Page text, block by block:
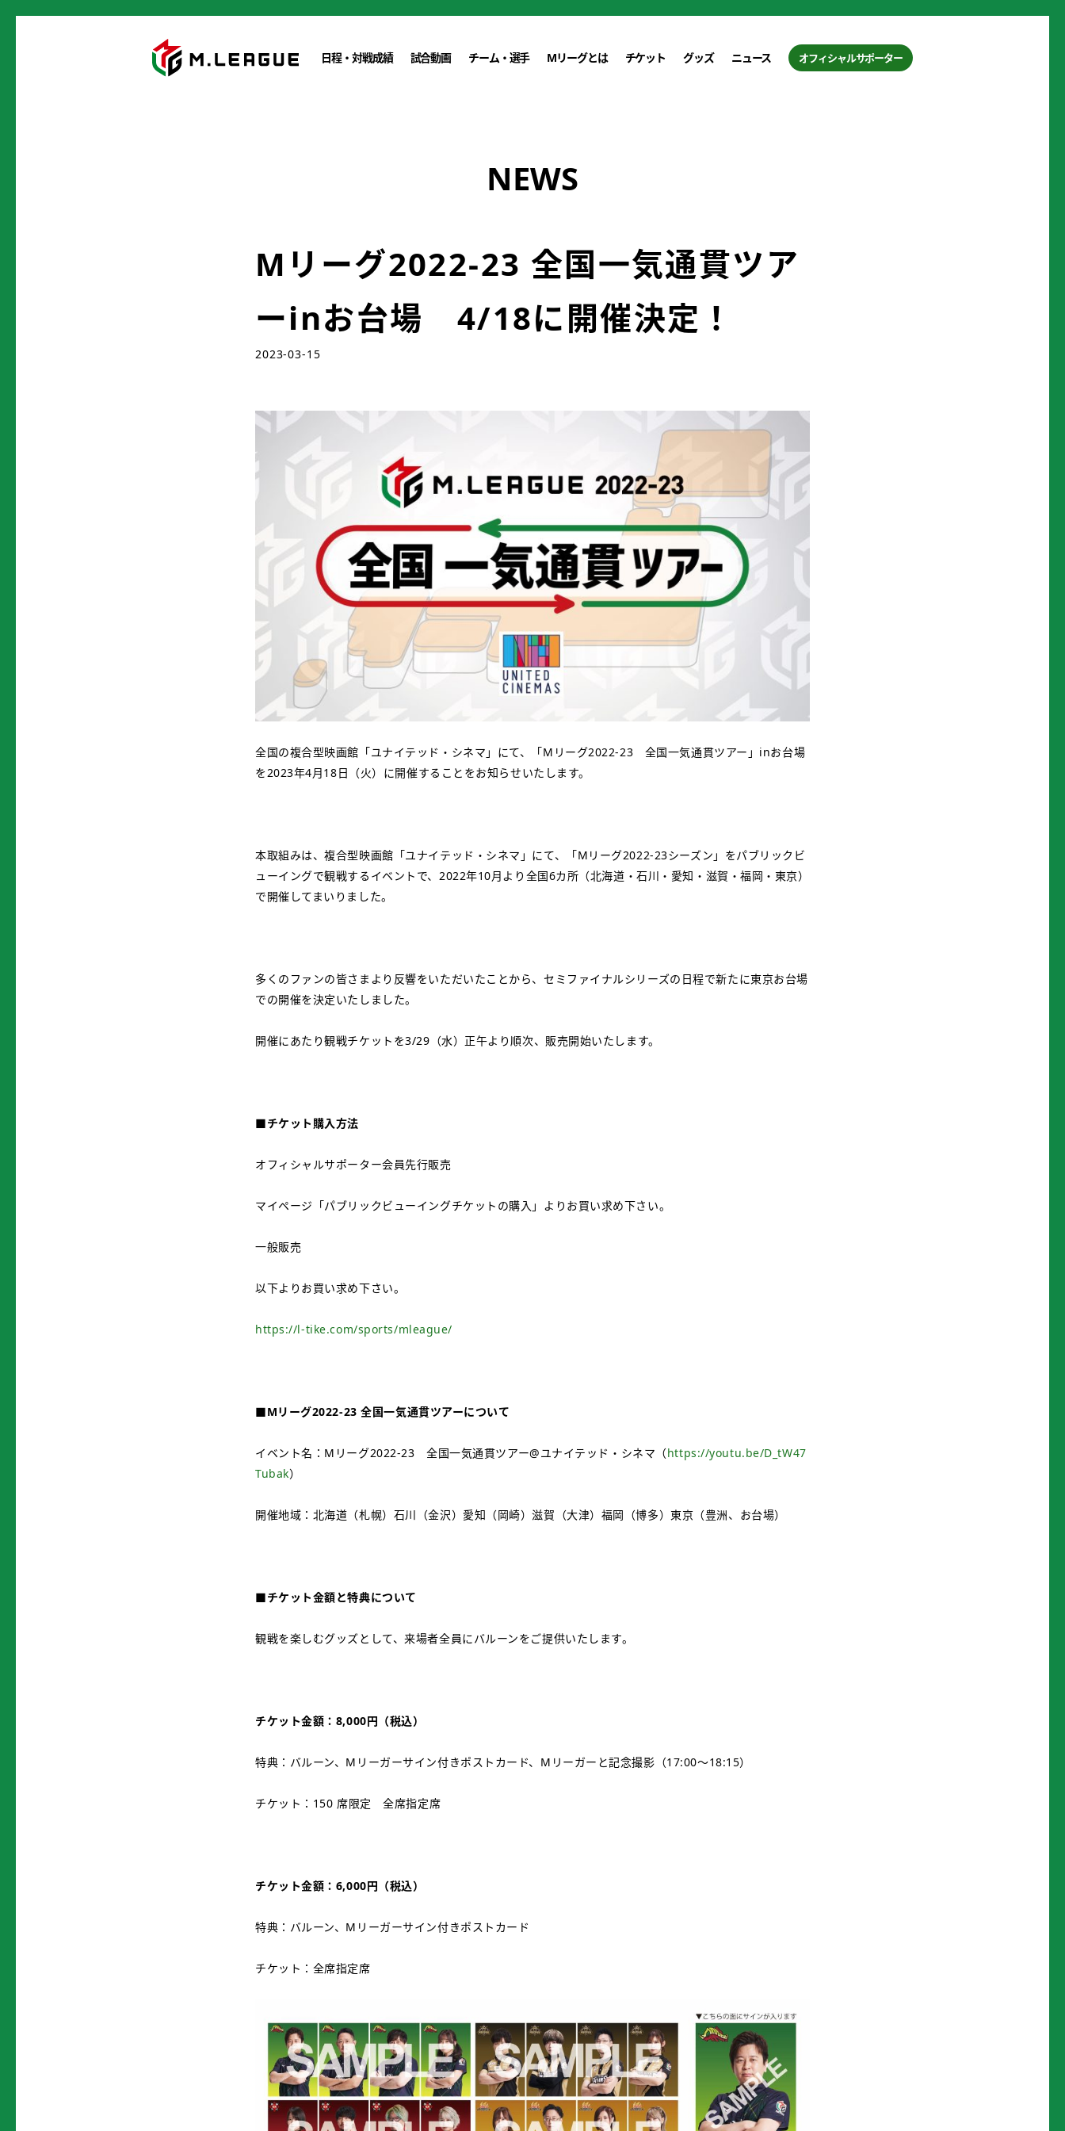
日程・対戦成績 試合動画 チーム・選手 Mリーグとは チケット グッズ ニュース オフィシャルサポーター
NEWS
Mリーグ2022-23 全国一気通貫ツア
ーinお台場 4/18に開催決定！
2023-03-15
全国の複合型映画館「ユナイテッド・シネマ」にて、「Mリーグ2022-23 全国一気通貫ツアー」inお台場
を2023年4月18日（火）に開催することをお知らせいたします。
本取組みは、複合型映画館「ユナイテッド・シネマ」にて、「Mリーグ2022-23シーズン」をパブリックビ
ューイングで観戦するイベントで、2022年10月より全国6カ所（北海道・石川・愛知・滋賀・福岡・東京）
で開催してまいりました。
多くのファンの皆さまより反響をいただいたことから、セミファイナルシリーズの日程で新たに東京お台場
での開催を決定いたしました。
開催にあたり観戦チケットを3/29（水）正午より順次、販売開始いたします。
■チケット購入方法
オフィシャルサポーター会員先行販売
マイページ「パブリックビューイングチケットの購入」よりお買い求め下さい。
一般販売
以下よりお買い求め下さい。
https://l-tike.com/sports/mleague/
■Mリーグ2022-23 全国一気通貫ツアーについて
イベント名：Mリーグ2022-23 全国一気通貫ツアー@ユナイテッド・シネマ（https://youtu.be/D_tW47
Tubak）
開催地域：北海道（札幌）石川（金沢）愛知（岡崎）滋賀（大津）福岡（博多）東京（豊洲、お台場）
■チケット金額と特典について
観戦を楽しむグッズとして、来場者全員にバルーンをご提供いたします。
チケット金額：8,000円（税込）
特典：バルーン、Mリーガーサイン付きポストカード、Mリーガーと記念撮影（17:00～18:15）
チケット：150 席限定 全席指定席
チケット金額：6,000円（税込）
特典：バルーン、Mリーガーサイン付きポストカード
チケット：全席指定席